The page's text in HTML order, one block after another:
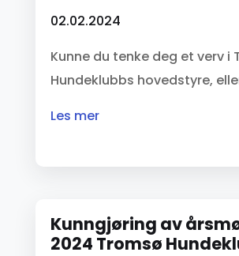
02.02.2024
Kunne du tenke deg et verv i
Hundeklubbs hovedstyre,
les mer
Kunngjøring av
2024 Tromsø